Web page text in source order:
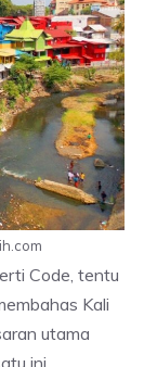
Code, tentu
Kali
utama
ini.